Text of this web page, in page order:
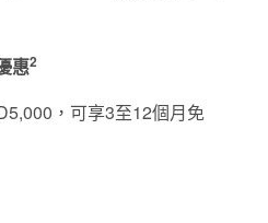
惠2
，可享3至12個月免